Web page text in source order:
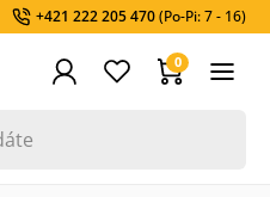
+421 222 205 470(Po-Pi: 7 - 16)
0